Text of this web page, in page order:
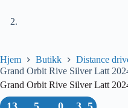
Hjem Butikk
Distance
Grand Orbit Rive Silver Latt
Grand Orbit Rive Silver Latt